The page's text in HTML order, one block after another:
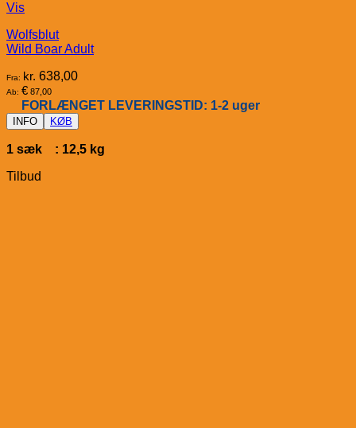
Vis
Wolfsblut
Wild Boar Adult
Fra: kr. 638,00
Ab: € 87,00
FORLÆNGET LEVERINGSTID: 1-2 uger
INFO KØB
1 sæk : 12,5 kg
Tilbud